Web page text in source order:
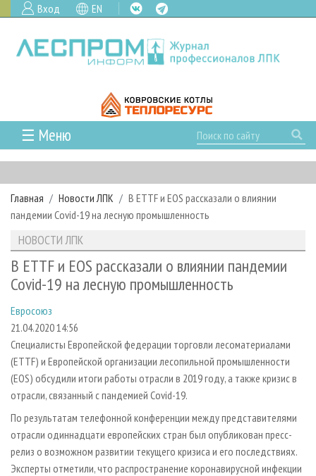
Вход EN
☰ Меню
ГЛАВНАЯ
РУБРИКИ И ТЕМЫ
РУБРИКИ ЖУРНАЛА
ЛЕСОЗАГОТОВКА
ЛЕСОПИЛЕНИЕ
СУШКА ДРЕВЕСИНЫ
ПРОИЗВОДСТВО ДРЕВЕСНЫХ ПЛИТ
ДЕРЕВЯННОЕ ДОМОСТРОЕНИЕ
ПРОИЗВОДСТВО МЕБЕЛИ
БИОЭНЕРГЕТИКА
ЦБП
ИНСТРУМЕНТ И МАТЕРИАЛЫ
НОВОСТИ
НОВОСТИ ЛПК
НОВОСТИ ЖУРНАЛА
ПРОЕКТЫ ЛПИ
АНАЛИТИКА
ПРЕДПРИЯТИЯ ЛПК
ПЕРСОНЫ
МОБИЛЬНЫЕ ВЫСТАВКИ
ОФИЦИАЛЬНЫЕ ДЕЛЕГАЦИИ
ПРИОРИТЕТНЫЕ ИНВЕСТПРОЕКТЫ
RUSSIAN FORESTRY REVIEW
ГАЗЕТА ЛЕСПРОМФОРУМ
БИБЛИОТЕКА СПЕЦИАЛИСТА
АРХИВ
АРХИВ ЖУРНАЛОВ
О ЖУРНАЛЕ
КОНТАКТЫ
РЕКЛАМОДАТЕЛЯМ
РЕКЛАМА
РЕКЛАМА НА САЙТЕ
Главная Новости ЛПК
В ETTF и EOS рассказали о влиянии
пандемии Covid-19 на лесную промышленность
НОВОСТИ ЛПК
В ETTF и EOS рассказали о влиянии пандемии
Covid-19 на лесную промышленность
Евросоюз
21.04.2020 14:56
Специалисты Европейской федерации торговли лесоматериалами
(ETTF) и Европейской организации лесопильной промышленности
(EOS) обсудили итоги работы отрасли в 2019 году, а также кризис в
отрасли, связанный с пандемией Covid-19.
По результатам телефонной конференции между представителями
отрасли одиннадцати европейских стран был опубликован пресс-
релиз о возможном развитии текущего кризиса и его последствиях.
Эксперты отметили, что распространение коронавирусной инфекции